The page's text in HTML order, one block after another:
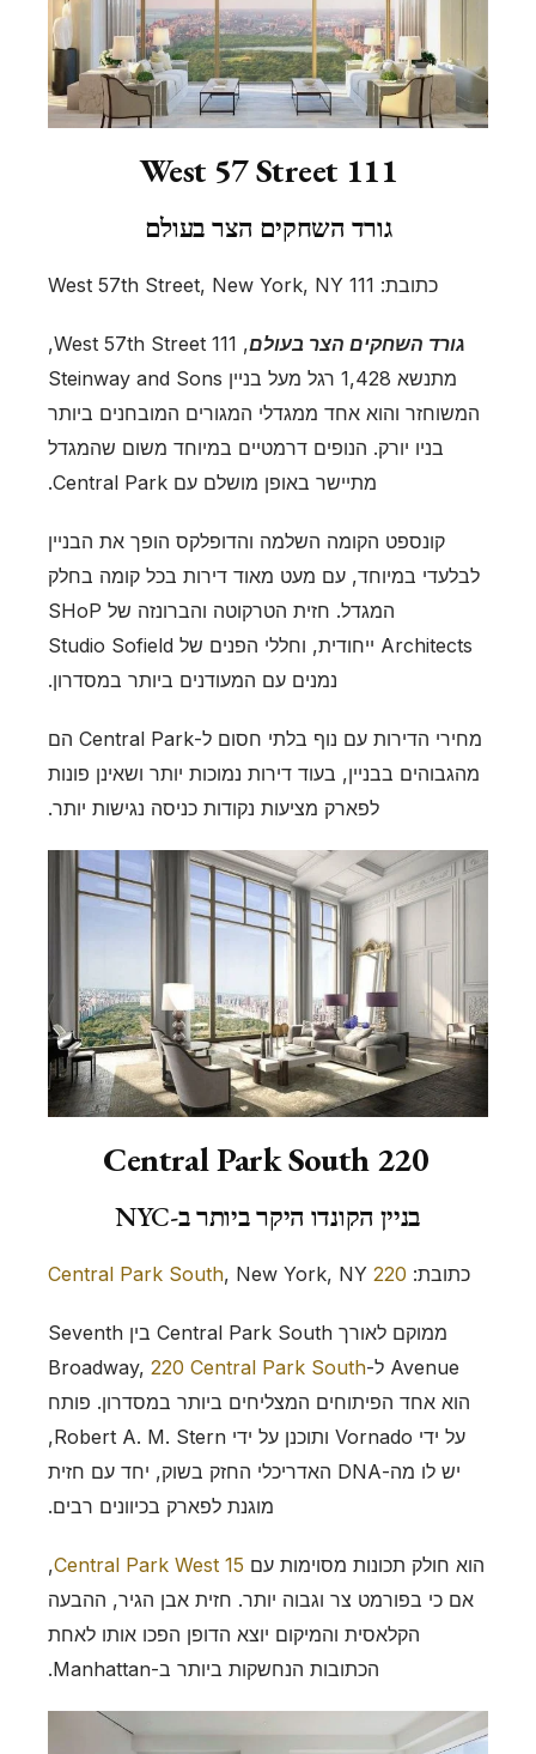
111 West 57 Street
גורד השחקים הצר בעולם
כתובת: 111 West 57th Street, New York, NY
גורד השחקים הצר בעולם
, 111 West 57th Street,
מתנשא 1,428 רגל מעל בניין Steinway and Sons
המשוחזר והוא אחד ממגדלי המגורים המובחנים ביותר
בניו יורק. הנופים דרמטיים במיוחד משום שהמגדל
מתיישר באופן מושלם עם Central Park.
קונספט הקומה השלמה והדופלקס הופך את הבניין
לבלעדי במיוחד, עם מעט מאוד דירות בכל קומה בחלק
המגדל. חזית הטרקוטה והברונזה של SHoP
Architects ייחודית, וחללי הפנים של Studio Sofield
נמנים עם המעודנים ביותר במסדרון.
מחירי הדירות עם נוף בלתי חסום ל-Central Park הם
מהגבוהים בבניין, בעוד דירות נמוכות יותר ושאינן פונות
לפארק מציעות נקודות כניסה נגישות יותר.
220 Central Park South
בניין הקונדו היקר ביותר ב-NYC
כתובת: 220 Central Park South
, New York, NY
ממוקם לאורך Central Park South בין Seventh
Avenue ל-Broadway,
220 Central Park South
הוא אחד הפיתוחים המצליחים ביותר במסדרון. פותח
על ידי Vornado ותוכנן על ידי Robert A. M. Stern,
יש לו מה-DNA האדריכלי החזק בשוק, יחד עם חזית
מוגנת לפארק בכיוונים רבים.
הוא חולק תכונות מסוימות עם 15 Central Park West
,
אם כי בפורמט צר וגבוה יותר. חזית אבן הגיר, ההבעה
הקלאסית והמיקום יוצא הדופן הפכו אותו לאחת
הכתובות הנחשקות ביותר ב-Manhattan.